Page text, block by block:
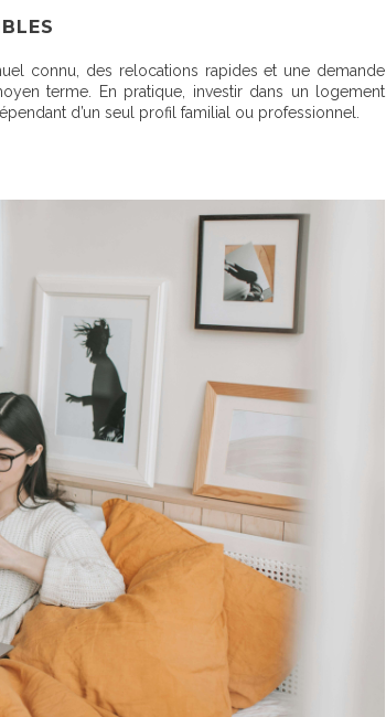
connu, des relocations rapides et une demande
terme. En pratique, investir dans un logement
d’un seul profil familial ou professionnel.